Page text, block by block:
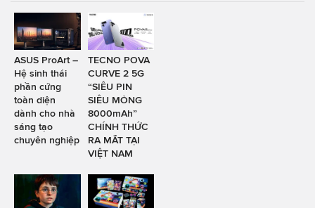
ASUS ProArt –
Hệ sinh thái
phần cứng
toàn diện
dành cho nhà
sáng tạo
chuyên nghiệp
TECNO POVA
CURVE 2 5G
“SIÊU PIN
SIÊU MỎNG
8000mAh”
CHÍNH THỨC
RA MẮT TẠI
VIỆT NAM